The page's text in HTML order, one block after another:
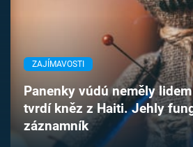
Časopis
Sledujte prima+
ZAJÍMAVOSTI
Panenky vúdú neměly
tvrdí kněz z Haiti. Jehly
záznamník